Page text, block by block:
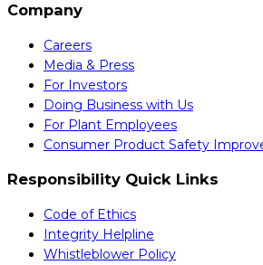
Company
Careers
Media & Press
For Investors
Doing Business with Us
For Plant Employees
Consumer Product Safety
Responsibility Quick Links
Code of Ethics
Integrity Helpline
Whistleblower Policy